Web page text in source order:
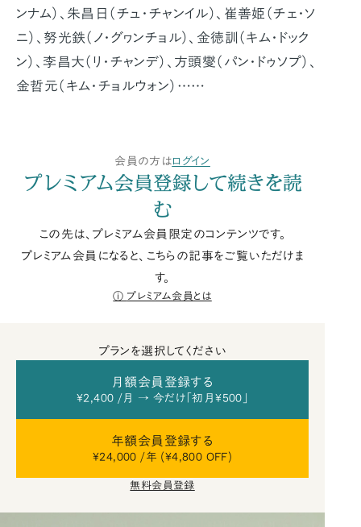
ンナム）、朱昌日（チュ・チャンイル）、崔善姫（チェ・ソ
ニ）、努光鉄（ノ・グヮンチョル）、金徳訓（キム・ドック
ン）、李昌大（リ・チャンデ）、方頭燮（パン・ドゥソプ）、
金哲元（キム・チョルウォン）……
会員の方はログイン
プレミアム会員登録して続きを読
む
この先は、プレミアム会員限定のコンテンツです。
プレミアム会員になると、こちらの記事をご覧いただけま
す。
プレミアム会員とは
プランを選択してください
月額会員登録する
¥2,400 /月 → 今だけ「初月¥500」
年額会員登録する
¥24,000 /年 (¥4,800 OFF)
無料会員登録